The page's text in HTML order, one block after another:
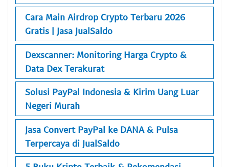
Cara Main Airdrop Crypto Terbaru 2026
Gratis | Jasa JualSaldo
Dexscanner: Monitoring Harga Crypto &
Data Dex Terakurat
Solusi PayPal Indonesia & Kirim Uang Luar
Negeri Murah
Jasa Convert PayPal ke DANA & Pulsa
Terpercaya di JualSaldo